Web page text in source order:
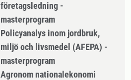
företagsledning -
masterprogram
Policyanalys inom jordbruk,
miljö och livsmedel (AFEPA) -
masterprogram
Agronom nationalekonomi